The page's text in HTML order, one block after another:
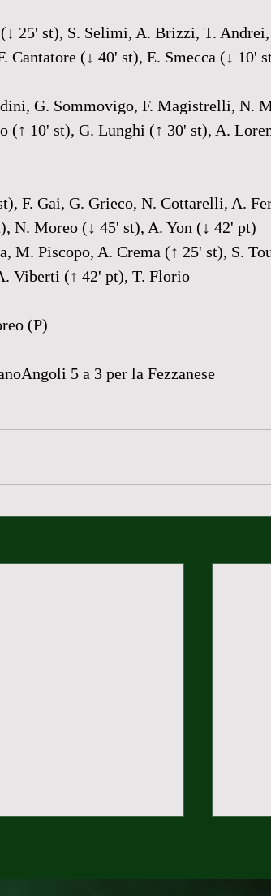
25' st), S. Selimi, A. Brizzi, T.
(↓ 40' st), E. Smecca (↓ 10'
G. Sommovigo, F. Magistrelli, N.
(↑ 10' st), G. Lunghi (↑ 30' st), A.
F. Gai, G. Grieco, N. Cottarelli, A.
N. Moreo (↓ 45' st), A. Yon (↓ 42' pt)
M. Piscopo, A. Crema (↑ 25' st), S.
Viberti (↑ 42' pt), T. Florio
(P)
5 a 3 per la Fezzanese